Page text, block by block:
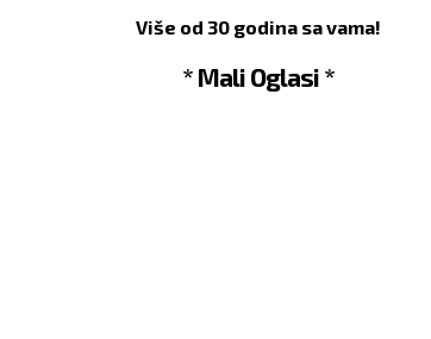
Više od 30 godina sa vama!
* Mali Oglasi *